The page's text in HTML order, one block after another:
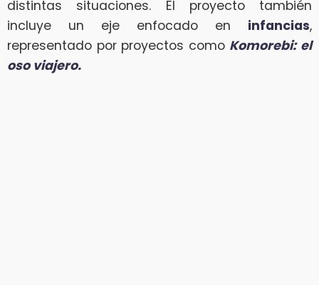
distintas situaciones. El proyecto también
incluye un eje enfocado en infancias,
representado por proyectos como Komorebi: el
oso viajero.